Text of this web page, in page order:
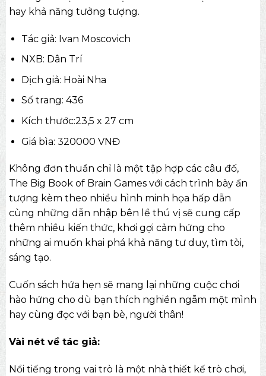
hay khả năng tưởng tượng.
Tác giả: Ivan Moscovich
NXB: Dân Trí
Dịch giả: Hoài Nha
Số trang: 436
Kích thước:23,5 x 27 cm
Giá bìa: 320000 VNĐ
Không đơn thuần chỉ là một tập hợp các câu đố,
The Big Book of Brain Games với cách trình bày ấn
tượng kèm theo nhiều hình minh họa hấp dẫn
cùng những dẫn nhập bên lề thú vị sẽ cung cấp
thêm nhiều kiến thức, khơi gợi cảm hứng cho
những ai muốn khai phá khả năng tư duy, tìm tòi,
sáng tạo.
Cuốn sách hứa hẹn sẽ mang lại những cuộc chơi
hào hứng cho dù bạn thích nghiền ngẫm một mình
hay cùng đọc với bạn bè, người thân!
Vài nét về tác giả:
Nổi tiếng trong vai trò là một nhà thiết kế trò chơi,